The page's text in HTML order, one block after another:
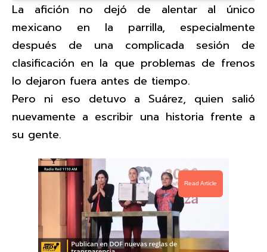
La afición no dejó de alentar al único
mexicano en la parrilla, especialmente
después de una complicada sesión de
clasificación en la que problemas de frenos
lo dejaron fuera antes de tiempo.
Pero ni eso detuvo a Suárez, quien salió
nuevamente a escribir una historia frente a
su gente.
Read Article